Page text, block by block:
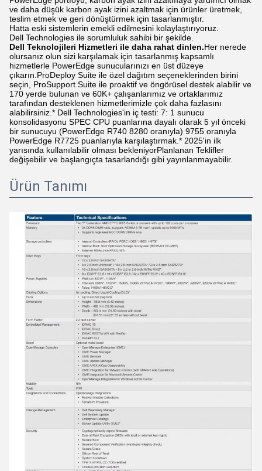
ve daha düşük karbon ayak izini azaltmak için ürünler üretmek,
teslim etmek ve geri dönüştürmek için tasarlanmıştır.
Hatta eski sistemlerin emekli edilmesini kolaylaştırıyoruz.
Dell Technologies ile sorumluluk sahibi bir şekilde.
Dell Teknolojileri Hizmetleri ile daha rahat dinlen.Her nerede
olursanız olun sizi karşılamak için tasarlanmış kapsamlı
hizmetlerle PowerEdge sunucularınızı en üst düzeye
çıkarın.ProDeploy Suite ile özel dağıtım seçeneklerinden birini
seçin, ProSupport Suite ile proaktif ve öngörüsel destek alabilir ve
170 yerde bulunan ve 60K+ çalışanlarımız ve ortaklarımız
tarafından desteklenen hizmetlerimizle çok daha fazlasını
alabilirsiniz.* Dell Technologies'in iç testi: 7: 1 sunucu
konsolidasyonu SPEC CPU puanlarına dayalı olarak 5 yıl önceki
bir sunucuyu (PowerEdge R740 8280 oranıyla) 9755 oranıyla
PowerEdge R7725 puanlarıyla karşılaştırmak.* 2025'in ilk
yarısında kullanılabilir olması bekleniyorPlanlanan Teklifler
değişebilir ve başlangıçta tasarlandığı gibi yayınlanmayabilir.
Ürün Tanımı